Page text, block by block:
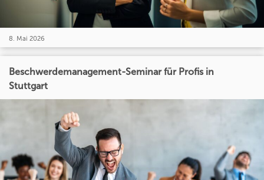
8. Mai 2026
Beschwerdemanagement-Seminar für Profis in
Stuttgart